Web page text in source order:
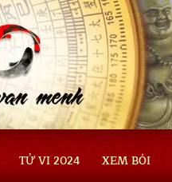
TỬ VI 2024 XEM BÓI